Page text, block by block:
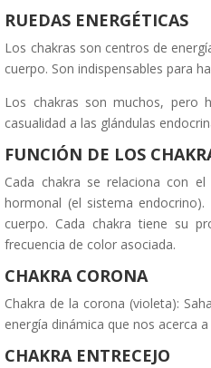
RUEDAS ENERGÉTICAS
Los chakras son centros de
cuerpo. Son indispensables para
Los chakras son muchos, pero
casualidad a las glándulas
FUNCIÓN DE LOS
Cada chakra se relaciona con
hormonal (el sistema
cuerpo. Cada chakra tiene su
frecuencia de color asociada.
CHAKRA CORONA
Chakra de la corona (violeta):
energía dinámica que nos acerca
CHAKRA ENTRECEJO